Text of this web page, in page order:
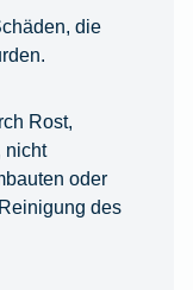
die
Rost,
nicht
oder
des